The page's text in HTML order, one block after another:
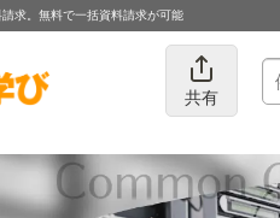
求。無料で一括資料請求が可能
共有